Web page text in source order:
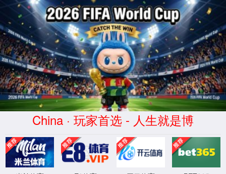
太阳集团7237网站
网站首页 关于太阳集团7237网站 新闻中心
联系我们